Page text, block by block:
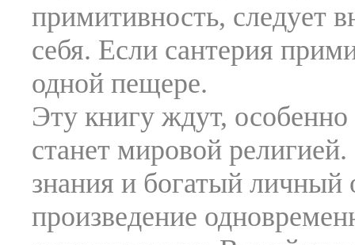
примитивность, следует
себя. Если сантерия
одной пещере.
Эту книгу ждут, особенно
станет мировой
знания и богатый личный
произведение